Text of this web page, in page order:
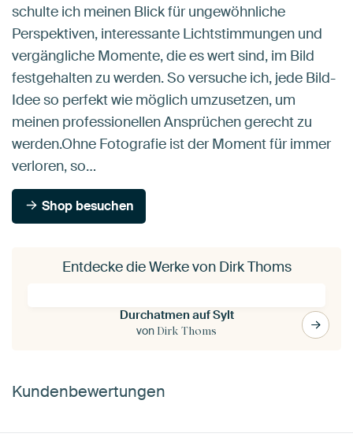
schulte ich meinen Blick für ungewöhnliche
Perspektiven, interessante Lichtstimmungen und
vergängliche Momente, die es wert sind, im Bild
festgehalten zu werden. So versuche ich, jede Bild-
Idee so perfekt wie möglich umzusetzen, um
meinen professionellen Ansprüchen gerecht zu
werden.Ohne Fotografie ist der Moment für immer
verloren, so…
Shop besuchen
Entdecke die Werke von Dirk Thoms
Durchatmen auf Sylt
von Dirk Thoms
Kundenbewertungen